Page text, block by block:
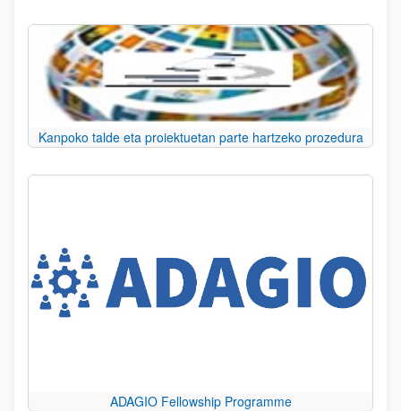
Kanpoko talde eta proiektuetan parte hartzeko prozedura
ADAGIO Fellowship Programme